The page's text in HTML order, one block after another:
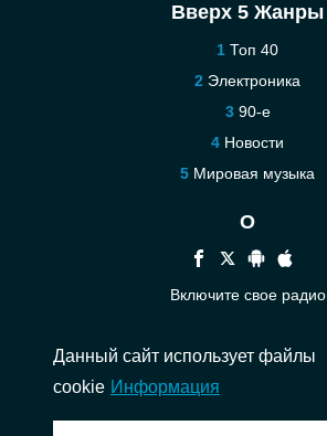
Вверх 5 Жанры
Топ 40
Электроника
90-е
Новости
Мировая музыка
О
Включите свое радио
Связаться
Данный сайт использует файлы
cookie Информация